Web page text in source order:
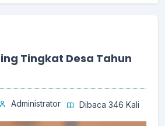
Tingkat Desa Tahun
Administrator Dibaca 346 Kali